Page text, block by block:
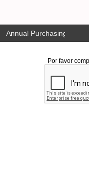
Annual Purchasing Plan
Por favor